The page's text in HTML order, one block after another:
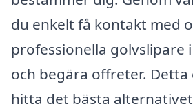
du enkelt få kontakt med
professionella golvslipare
och begära offreter.
hitta det bästa